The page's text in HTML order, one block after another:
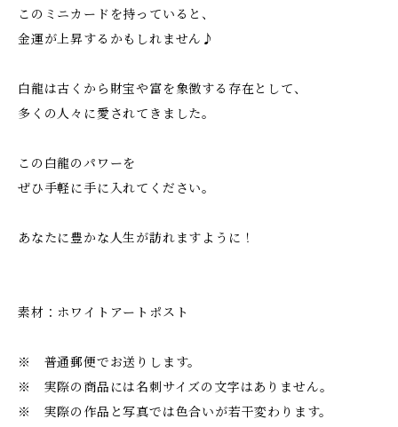
このミニカードを持っていると、
金運が上昇するかもしれません♪
白龍は古くから財宝や富を象徴する存在として、
多くの人々に愛されてきました。
この白龍のパワーを
ぜひ手軽に手に入れてください。
あなたに豊かな人生が訪れますように！
素材：ホワイトアートポスト
※ 普通郵便でお送りします。
※ 実際の商品には名刺サイズの文字はありません。
※ 実際の作品と写真では色合いが若干変わります。